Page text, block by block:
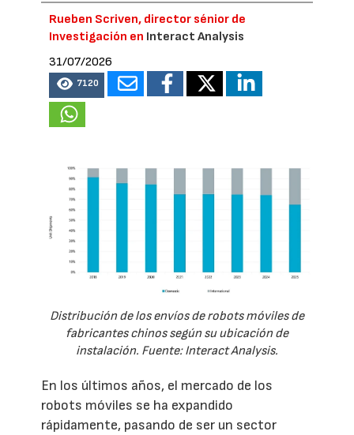
Rueben Scriven, director sénior de
Investigación en Interact Analysis
31/07/2026
7120
Distribución de los envíos de robots móviles de
fabricantes chinos según su ubicación de
instalación. Fuente: Interact Analysis.
En los últimos años, el mercado de los
robots móviles se ha expandido
rápidamente, pasando de ser un sector